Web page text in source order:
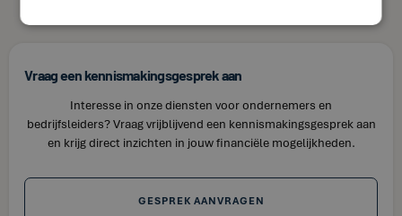
Vraag een kennismakingsgesprek aan
Interesse in onze diensten voor ondernemers en
bedrijfsleiders? Vraag vrijblijvend een kennismakingsgesprek aan
en krijg direct inzichten in jouw financiële mogelijkheden.
GESPREK AANVRAGEN